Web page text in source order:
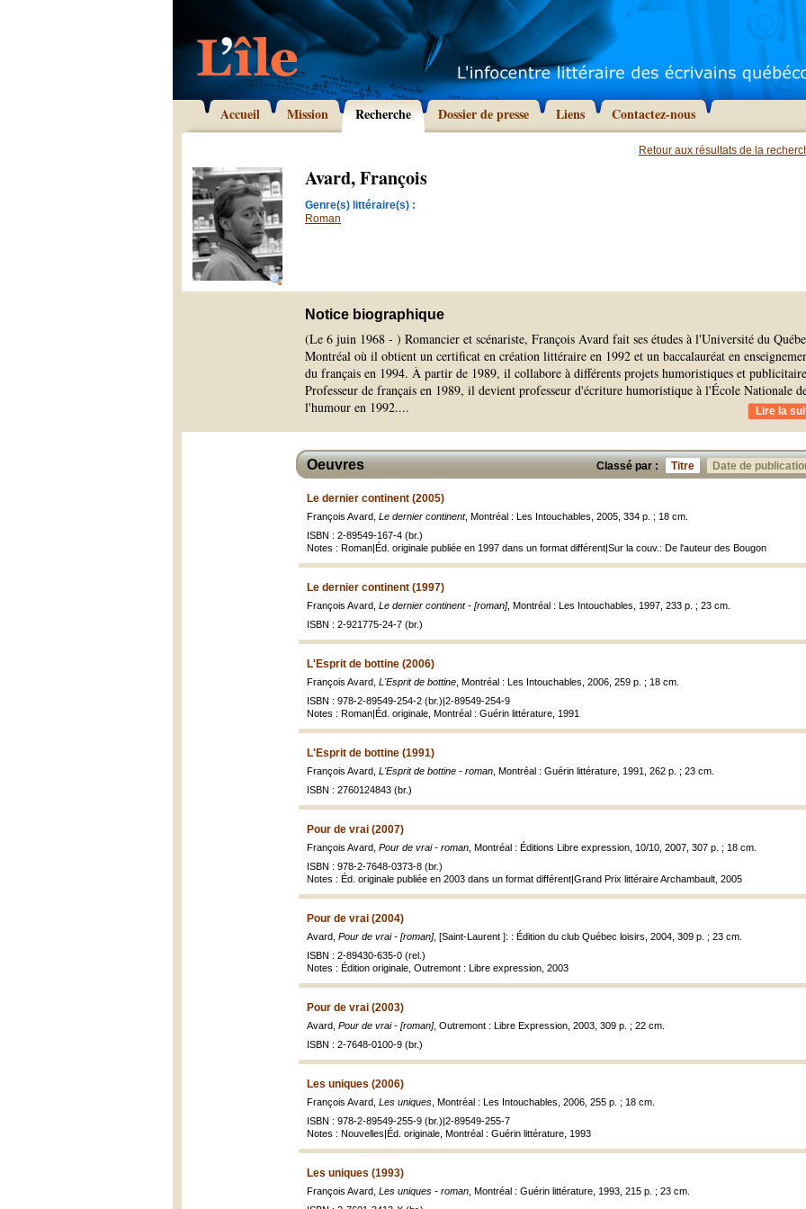
Accueil Mission Recherche Dossier de presse Liens Contactez-nous
Retour aux résultats de la
Avard, François
Genre(s) littéraire(s) :
Roman
Notice biographique
(Le 6 juin 1968 - ) Romancier et scénariste, François Avard fait ses études à l'Université du
Montréal où il obtient un certificat en création littéraire en 1992 et un baccalauréat en
du français en 1994. À partir de 1989, il collabore à différents projets humoristiques et
Professeur de français en 1989, il devient professeur d'écriture humoristique à l'École Nationale
l'humour en 1992.... Lire la
Classé par : Titre Date de
Oeuvres
Le dernier continent (2005)
François Avard, Le dernier continent, Montréal : Les Intouchables, 2005, 334 p. ; 18 cm.
ISBN : 2-89549-167-4 (br.)
Notes : Roman|Éd. originale publiée en 1997 dans un format différent|Sur la couv.: De l'auteur des Bougon
Le dernier continent (1997)
François Avard, Le dernier continent - [roman], Montréal : Les Intouchables, 1997, 233 p. ; 23 cm.
ISBN : 2-921775-24-7 (br.)
L'Esprit de bottine (2006)
François Avard, L'Esprit de bottine , Montréal : Les Intouchables, 2006, 259 p. ; 18 cm.
ISBN : 978-2-89549-254-2 (br.)|2-89549-254-9
Notes : Roman|Éd. originale, Montréal : Guérin littérature, 1991
L'Esprit de bottine (1991)
François Avard, L'Esprit de bottine - roman , Montréal : Guérin littérature, 1991, 262 p. ; 23 cm.
ISBN : 2760124843 (br.)
Pour de vrai (2007)
François Avard, Pour de vrai - roman , Montréal : Éditions Libre expression, 10/10, 2007, 307 p. ; 18 cm.
ISBN : 978-2-7648-0373-8 (br.)
Notes : Éd. originale publiée en 2003 dans un format différent|Grand Prix littéraire Archambault, 2005
Pour de vrai (2004)
Avard, Pour de vrai - [roman], [Saint-Laurent ]: : Édition du club Québec loisirs, 2004, 309 p. ; 23 cm.
ISBN : 2-89430-635-0 (rel.)
Notes : Édition originale, Outremont : Libre expression, 2003
Pour de vrai (2003)
Avard, Pour de vrai - [roman], Outremont : Libre Expression, 2003, 309 p. ; 22 cm.
ISBN : 2-7648-0100-9 (br.)
Les uniques (2006)
François Avard, Les uniques , Montréal : Les Intouchables, 2006, 255 p. ; 18 cm.
ISBN : 978-2-89549-255-9 (br.)|2-89549-255-7
Notes : Nouvelles|Éd. originale, Montréal : Guérin littérature, 1993
Les uniques (1993)
François Avard, Les uniques - roman , Montréal : Guérin littérature, 1993, 215 p. ; 23 cm.